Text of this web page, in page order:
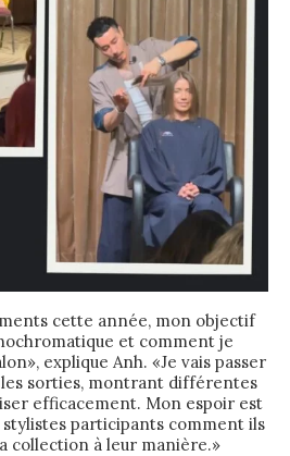
cette année, mon objectif
et comment je
explique Anh. «Je vais passer
sorties, montrant différentes
efficacement. Mon espoir est
stylistes participants comment ils
collection à leur manière.»